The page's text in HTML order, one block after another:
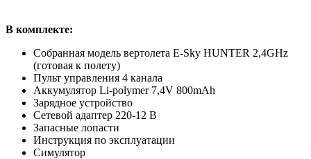
В комплекте:
Собранная модель вертолета E-Sky HUNTER 2,4GHz
(готовая к полету)
Пульт управления 4 канала
Аккумулятор Li-polymer 7,4V 800mAh
Зарядное устройство
Сетевой адаптер 220-12 В
Запасные лопасти
Инструкция по эксплуатации
Симулятор